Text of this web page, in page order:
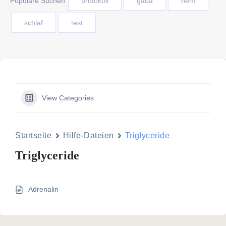
schlaf test
View Categories
Startseite Hilfe-Dateien Triglyceride
Triglyceride
Adrenalin